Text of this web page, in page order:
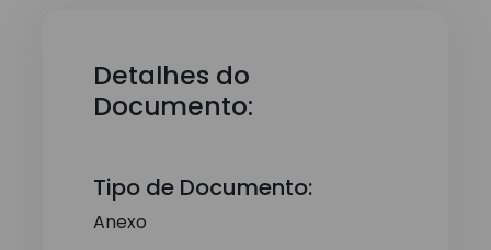
Detalhes do
Documento:
Tipo de Documento:
Anexo